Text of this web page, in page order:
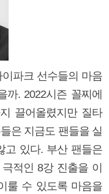
파크 선수들의 마음
까. 2022시즌 꼴찌에
끌어올렸지만 질타
은 지금도 팬들을 실
고 있다. 부산 팬들은
적인 8강 진출을 이
룰 수 있도록 마음을